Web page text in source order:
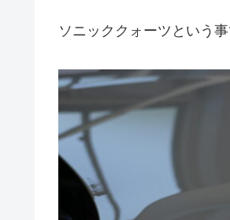
ソニッククォーツという